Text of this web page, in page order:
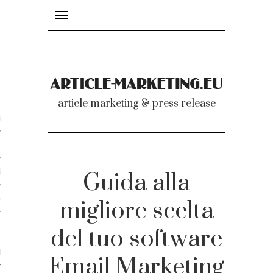
Toggle
navigation
article marketing & press release
Guida alla
migliore scelta
del tuo software